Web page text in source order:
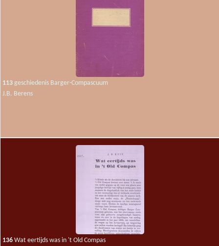
113 geschiedenis Barger-Compascuum
J.B. Berens
136 Wat eertijds was in 't Old Compas